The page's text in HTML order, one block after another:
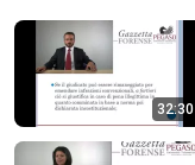
32:30